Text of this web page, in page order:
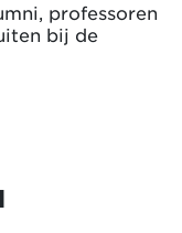
professoren
bij de